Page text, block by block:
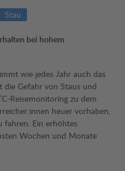
Stau
bei hohem
wie jedes Jahr auch das
Gefahr von Staus und
Reisemonitoring zu dem
heuer vorhaben,
fahren. Ein erhöhtes
Wochen und Monate